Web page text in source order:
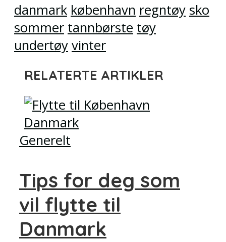
danmark københavn regntøy sko
sommer tannbørste tøy
undertøy vinter
RELATERTE ARTIKLER
Generelt
Tips for deg som
vil flytte til
Danmark